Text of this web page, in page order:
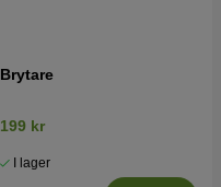
Brytare
199 kr
I lager